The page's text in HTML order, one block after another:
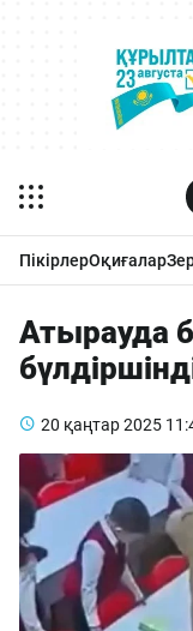
ПікірлерОқиғалар
Атырауда
20 қаңтар 2025